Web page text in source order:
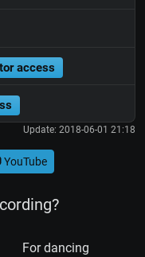
access
Update: 2018-06-01 21:18
YouTube
For dancing